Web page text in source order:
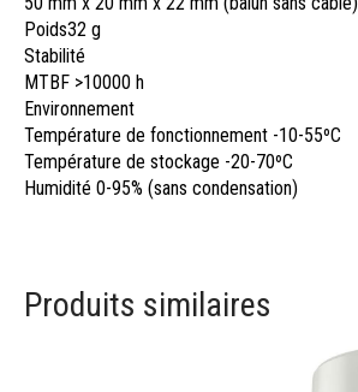
Poids32 g
Stabilité
MTBF >10000 h
Environnement
Température de fonctionnement -10-55ºC
Température de stockage -20-70ºC
Humidité 0-95% (sans condensation)
Produits similaires